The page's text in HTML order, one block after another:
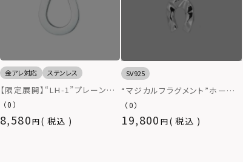
金アレ対応 ステンレス
【限定展開】“LH-1”プレーンホ
ースシューネックレス/サージカ
応）
8,580 税込
（0）
SV925
“マジカルフラグメント”ホース
シューネックレス/シルバー925
19,800 税込
（0）